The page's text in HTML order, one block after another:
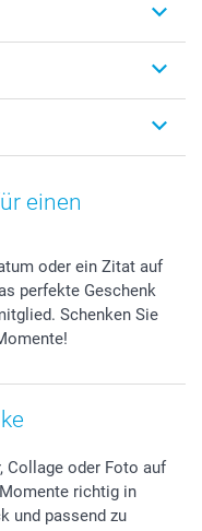
einen
oder ein Zitat auf
perfekte Geschenk
Schenken Sie
Collage oder Foto auf
richtig in
und passend zu